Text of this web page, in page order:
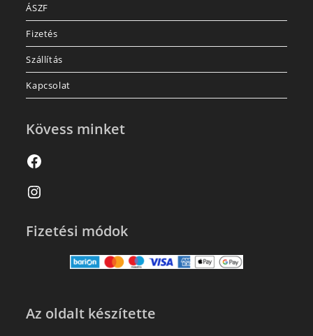
ÁSZF
Fizetés
Szállítás
Kapcsolat
Kövess minket
Fizetési módok
Az oldalt készítette